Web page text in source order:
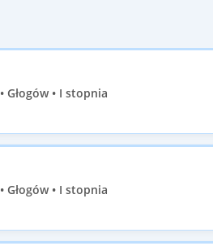
• I stopnia
• I stopnia